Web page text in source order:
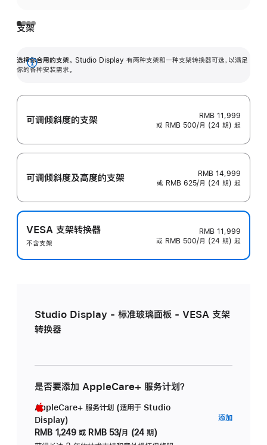
支架
选择你合用的支架。 Studio Display 有两种支架和一种支架转换器可选，以满足
你的各种安装需求。
展
可调倾斜度的支架
RMB 11,999
或 RMB 500/月 (24 期) 起
可调倾斜度及高‍度的支‍架
RMB 14,999
或 RMB 625/月 (24 期) 起
VESA 支架转换器
不含支架
RMB 11,999
或 RMB 500/月 (24 期) 起
Studio Display - 标准玻璃面板 - VESA 支架
转换器
是否要添加 AppleCare+ 服务计划？
AppleCare+ 服务计划 (适用于 Studio
Display)
RMB 1,249 或 RMB 53/月 (24 期)
添加